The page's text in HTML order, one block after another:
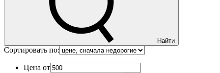
Найти
Сортировать по:
Цена от